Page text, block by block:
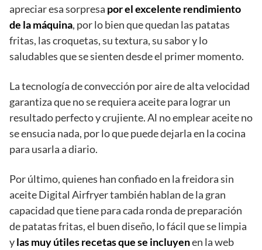
apreciar esa sorpresa por el excelente rendimiento
de la máquina, por lo bien que quedan las patatas
fritas, las croquetas, su textura, su sabor y lo
saludables que se sienten desde el primer momento.
La tecnología de convección por aire de alta velocidad
garantiza que no se requiera aceite para lograr un
resultado perfecto y crujiente. Al no emplear aceite no
se ensucia nada, por lo que puede dejarla en la cocina
para usarla a diario.
Por último, quienes han confiado en la freidora sin
aceite Digital Airfryer también hablan de la gran
capacidad que tiene para cada ronda de preparación
de patatas fritas, el buen diseño, lo fácil que se limpia
ylas muy útiles recetas que se incluyenen la web